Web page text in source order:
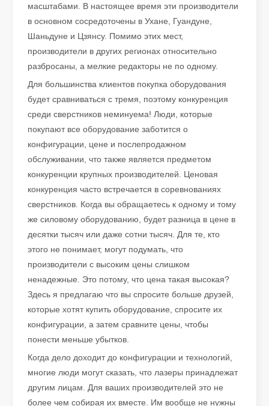
Как выбрать партнера по работе: станок для лазерной резки
Лазерная резка металла — это прецизионный метод,
Лазерная резка металлических листов – широко используемый метод резки.
Лазерная резка металлических листов – широко
масштабами. В настоящее время эти производители
в основном сосредоточены в Ухане, Гуандуне,
Шаньдуне и Цзянсу. Помимо этих мест,
производители в других регионах относительно
разбросаны, а мелкие редакторы не по одному.
Для большинства клиентов покупка оборудования
будет сравниваться с тремя, поэтому конкуренция
среди сверстников неминуема! Люди, которые
покупают все оборудование заботится о
конфигурации, цене и послепродажном
обслуживании, что также является предметом
конкуренции крупных производителей. Ценовая
конкуренция часто встречается в соревнованиях
сверстников. Когда вы обращаетесь к одному и тому
же силовому оборудованию, будет разница в цене в
десятки тысяч или даже сотни тысяч. Для те, кто
этого не понимает, могут подумать, что
производители с высоким цены слишком
ненадежные. Это потому, что цена такая высокая?
Здесь я предлагаю что вы спросите больше друзей,
которые хотят купить оборудование, спросите их
конфигурации, а затем сравните цены, чтобы
понести меньше убытков.
Когда дело доходит до конфигурации и технологий,
многие люди могут сказать, что лазеры принадлежат
другим лицам. Для ваших производителей это не
более чем собирая их вместе. Им вообще не нужны